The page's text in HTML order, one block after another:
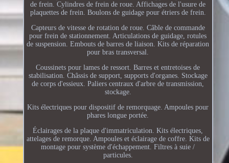
de frein. Cylindres de frein de roue. Affichages de l'usure de
plaquettes de frein. Boulons de guidage pour étriers de frein.
Capteurs de vitesse de rotation de roue. Câble de commande
pour frein de stationnement. Articulations de guidage, rotules
de suspension. Embouts de barres de liaison. Kits de réparation
pour bras transversal.
Coussinets pour lames de ressort. Barres et entretoises de
stabilisation. Châssis de support, supports d'organes. Stockage
de corps d'essieux. Paliers centraux d'arbre de transmission,
stockage.
Kits électriques pour dispositif de remorquage. Ampoules pour
phares longue portée.
Éclairages de la plaque d'immatriculation. Kits électriques,
attelages de remorque. Ampoules et éclairage de coffre. Kits de
montage pour système d'échappement. Filtres à suie /
particules.